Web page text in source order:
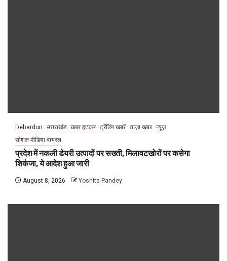
Dehardun उत्तराखंड खबर हटकर ट्रेंडिंग खबरें ताज़ा ख़बर न्यूज़
सोशल मीडिया वायरल
प्रदेश में नकली डेयरी उत्पादों पर सख्ती, मिलावटखोरों पर कसेगा
शिकंजा, ये आदेश हुआ जारी
August 8, 2026 Yoshita Pandey